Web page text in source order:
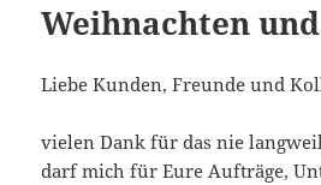
Weihnachten
Liebe Kunden, Freunde und
vielen Dank für das nie
darf mich für Eure Aufträge,